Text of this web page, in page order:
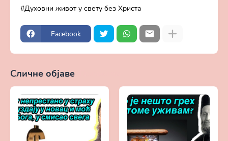
Духовни живот у свету без Христа
Facebook
Сличне објаве